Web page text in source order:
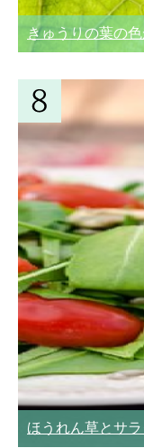
きゅうりの葉の
ほうれん草とサ